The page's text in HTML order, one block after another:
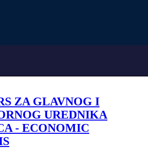
ZA GLAVNOG I
UREDNIKA
- ECONOMIC